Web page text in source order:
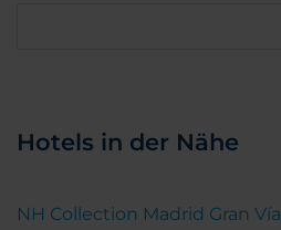
Hotels in der Nähe
NH Collection Madrid Gran Vía